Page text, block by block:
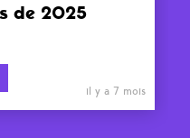
de 2025
il y a 7 mois